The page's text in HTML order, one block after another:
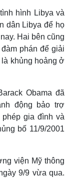
hình Libya và
dân Libya để họ
Hai bên cũng
phán để giải
khủng hoảng ở
Obama đã
động bảo trợ
gia đình và
bố 11/9/2001
viện Mỹ thông
9/9 vừa qua.